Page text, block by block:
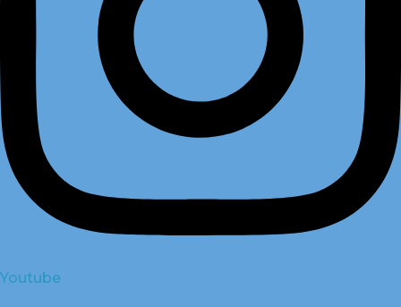
Youtube